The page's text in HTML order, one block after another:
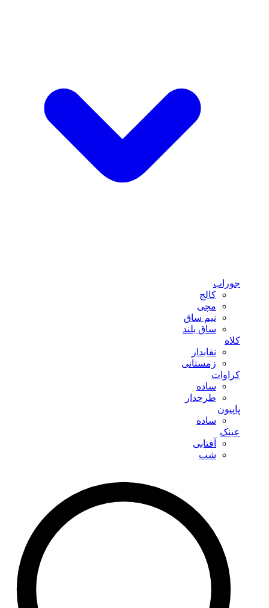
جوراب
کالج
مچی
نیم ساق
ساق بلند
کلاه
نقابدار
زمستانی
کراوات
ساده
طرحدار
پاپیون
ساده
عینک
آفتابی
شب